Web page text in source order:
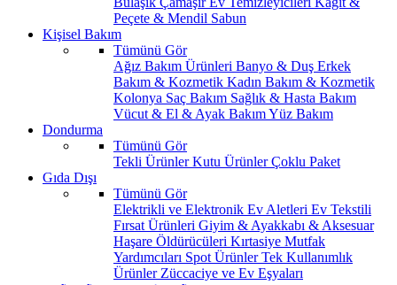
Peçete & Mendil Sabun
Kişisel Bakım
Tümünü Gör
Ağız Bakım Ürünleri Banyo & Duş Erkek
Bakım & Kozmetik Kadın Bakım & Kozmetik
Kolonya Saç Bakım Sağlık & Hasta Bakım
Vücut & El & Ayak BakımYüz Bakım
Dondurma
Tümünü Gör
Tekli ÜrünlerKutu ÜrünlerÇoklu Paket
Gıda Dışı
Tümünü Gör
Elektrikli ve Elektronik Ev Aletleri Ev Tekstili
Fırsat Ürünleri Giyim & Ayakkabı & Aksesuar
Haşare Öldürücüleri Kırtasiye Mutfak
Yardımcıları Spot ÜrünlerTek Kullanımlık
Ürünler Züccaciye ve Ev Eşyaları